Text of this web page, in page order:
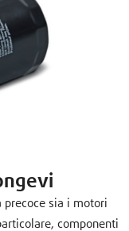
precoce sia i motori
componenti